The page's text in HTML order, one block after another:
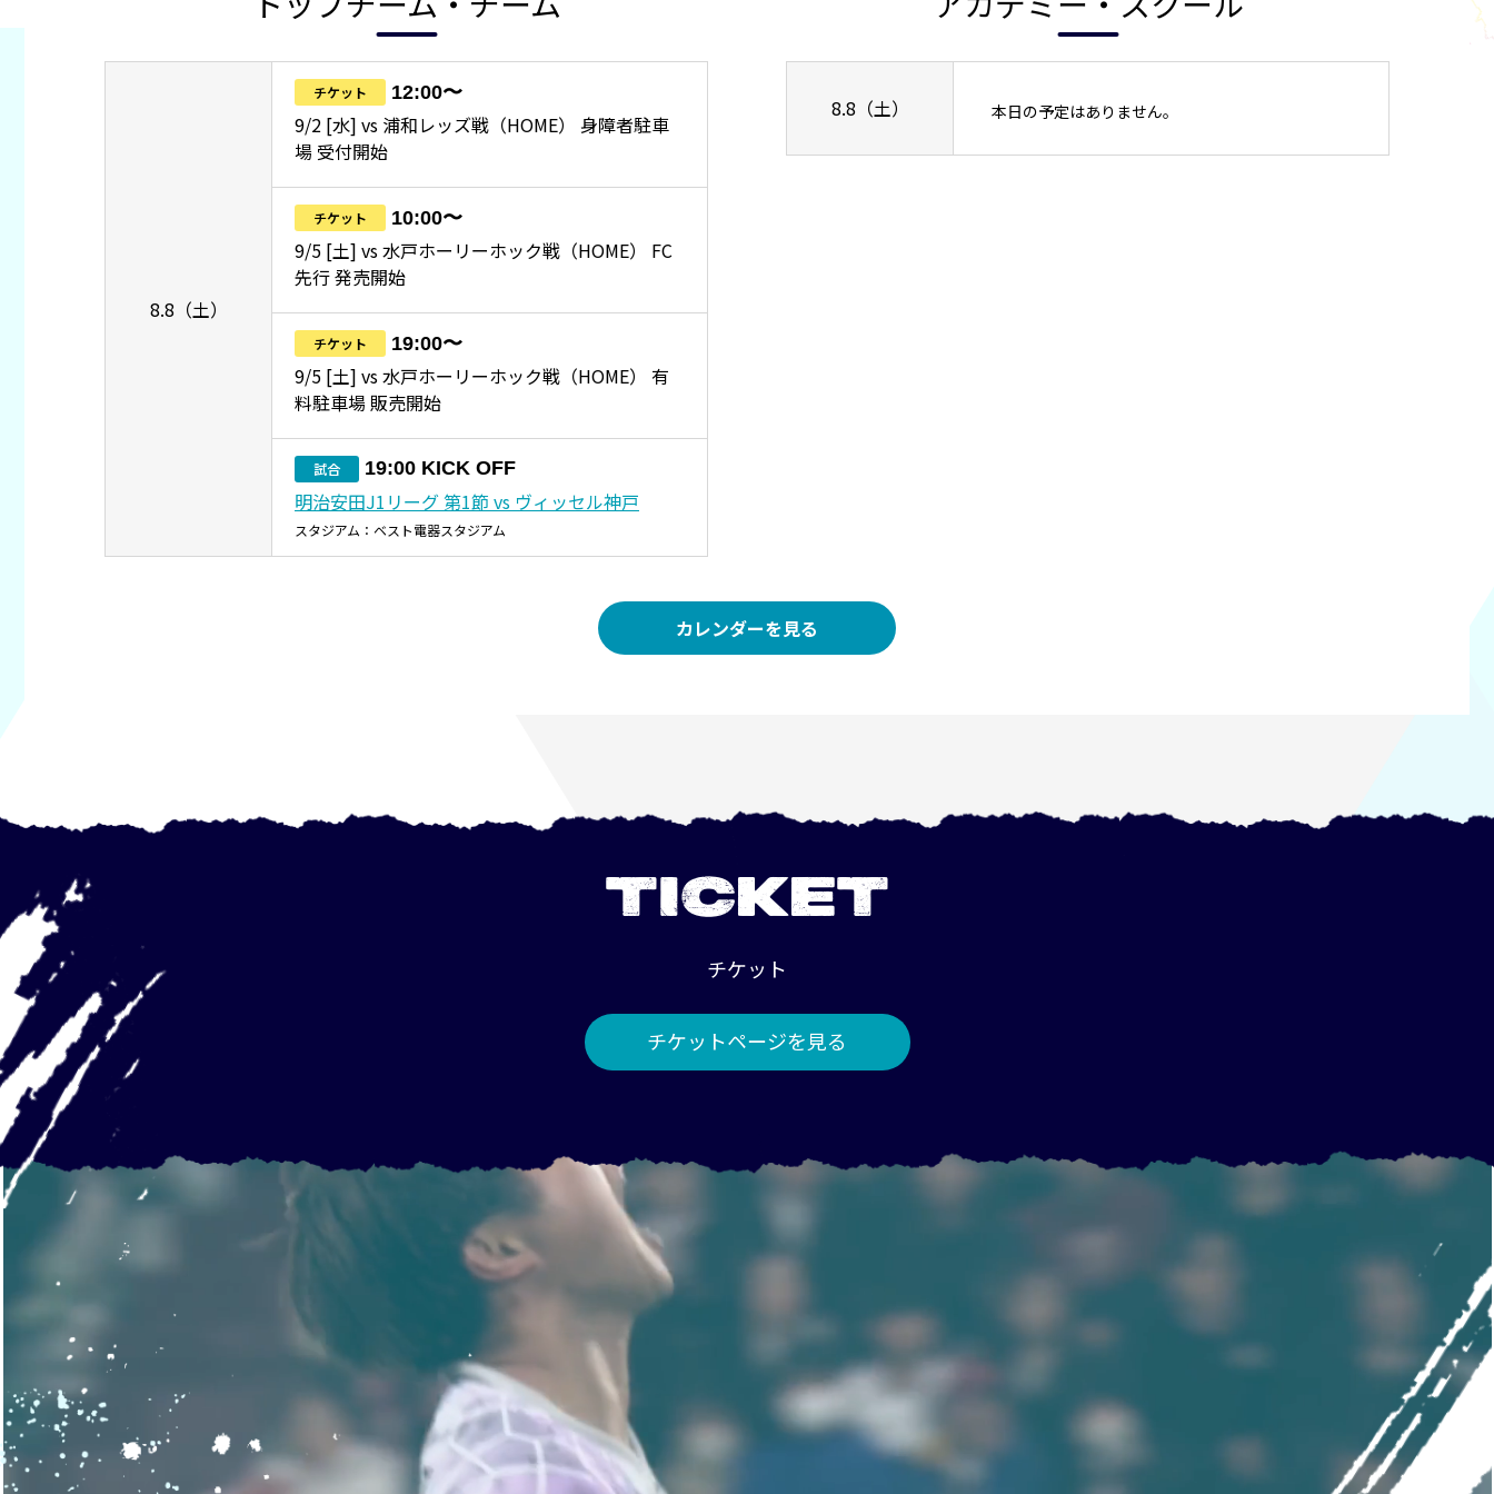
8.8（土）
チケット 12:00〜
9/2 [水] vs 浦和レッズ戦（HOME） 身障者駐車
場 受付開始
チケット 10:00〜
9/5 [土] vs 水戸ホーリーホック戦（HOME） FC
先行 発売開始
チケット 19:00〜
9/5 [土] vs 水戸ホーリーホック戦（HOME） 有
料駐車場 販売開始
試合 19:00 KICK OFF
明治安田J1リーグ 第1節 vs ヴィッセル神戸
スタジアム：ベスト電器スタジアム
8.8（土） 本日の予定はありません。
カレンダーを見る
TICKET
チケット
チケットページを見る